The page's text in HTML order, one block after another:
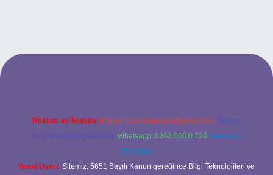
Reklam ve İletişim: E-mail: backlinkpaneli@gmail.com Teams:
forumhizmeti@gmail.com Whatsapp: 0262 606 0 726 Telegram:
@karabul
Yasal Uyarı: Sitemiz, 5651 Sayılı Kanun gereğince Bilgi Teknolojileri ve